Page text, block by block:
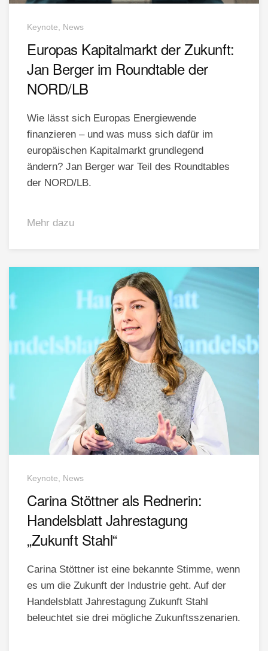
Keynote, News
Europas Kapitalmarkt der Zukunft:
Jan Berger im Roundtable der
NORD/LB
Wie lässt sich Europas Energiewende
finanzieren – und was muss sich dafür im
europäischen Kapitalmarkt grundlegend
ändern? Jan Berger war Teil des Roundtables
der NORD/LB.
Mehr dazu
Keynote, News
Carina Stöttner als Rednerin:
Handelsblatt Jahrestagung
„Zukunft Stahl“
Carina Stöttner ist eine bekannte Stimme, wenn
es um die Zukunft der Industrie geht. Auf der
Handelsblatt Jahrestagung Zukunft Stahl
beleuchtet sie drei mögliche Zukunftsszenarien.